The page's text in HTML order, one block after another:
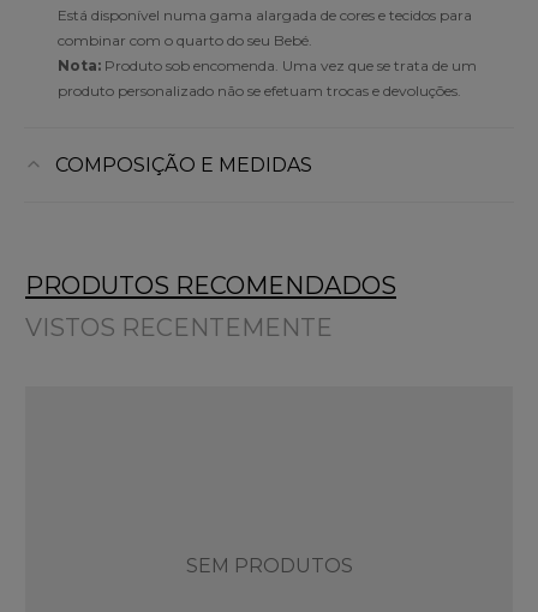
Está disponível numa gama alargada de cores e tecidos para
combinar com o quarto do seu Bebé.
Nota: Produto sob encomenda. Uma vez que se trata de um
produto personalizado não se efetuam trocas e devoluções.
COMPOSIÇÃO E MEDIDAS
PRODUTOS RECOMENDADOS
VISTOS RECENTEMENTE
SEM PRODUTOS